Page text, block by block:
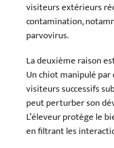
visiteurs extérieurs
contamination,
parvovirus.
La deuxième raison
Un chiot manipulé
visiteurs successifs
peut perturber son
L’éleveur protège le
en filtrant les